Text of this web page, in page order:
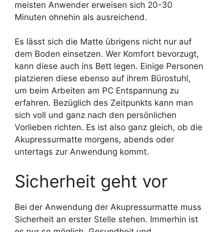
meisten Anwender erweisen sich 20-30
Minuten ohnehin als ausreichend.
Es lässt sich die Matte übrigens nicht nur auf
dem Boden einsetzen. Wer Komfort bevorzugt,
kann diese auch ins Bett legen. Einige Personen
platzieren diese ebenso auf ihrem Bürostuhl,
um beim Arbeiten am PC Entspannung zu
erfahren. Bezüglich des Zeitpunkts kann man
sich voll und ganz nach den persönlichen
Vorlieben richten. Es ist also ganz gleich, ob die
Akupressurmatte morgens, abends oder
untertags zur Anwendung kommt.
Sicherheit geht vor
Bei der Anwendung der Akupressurmatte muss
Sicherheit an erster Stelle stehen. Immerhin ist